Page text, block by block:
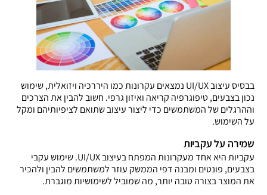
בבסיס עיצוב UI/UX נמצאים עקרונות כמו היררכיה ויזואלית, שימוש
נכון בצבעים, טיפוגרפיה קריאה ואיזון גרפי. חשוב להבין את הצרכים
וההרגלים של המשתמשים כדי ליצור עיצוב שתואם לציפיותיהם ומקל
על השימוש.
שמירה על עקביות
עקביות היא אחד מעקרונות המפתח בעיצוב UI/UX. שימוש עקבי
בצבעים, פונטים ומבנה דפי הממשק עוזר למשתמשים להבין ולהכיר
את המוצר בצורה טובה יותר, מה שמוביל לשימושיות מוגברת.